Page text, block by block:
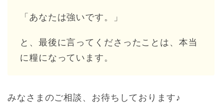
「あなたは強いです。」
と、最後に言ってくださったことは、本当
に糧になっています。
みなさまのご相談、お待ちしております♪